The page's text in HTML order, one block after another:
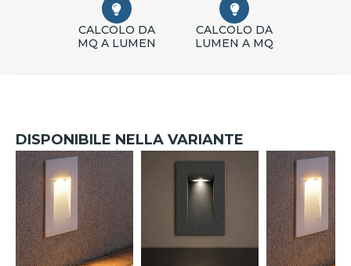
CALCOLO DA
MQ A LUMEN
CALCOLO DA
LUMEN A MQ
DISPONIBILE NELLA VARIANTE